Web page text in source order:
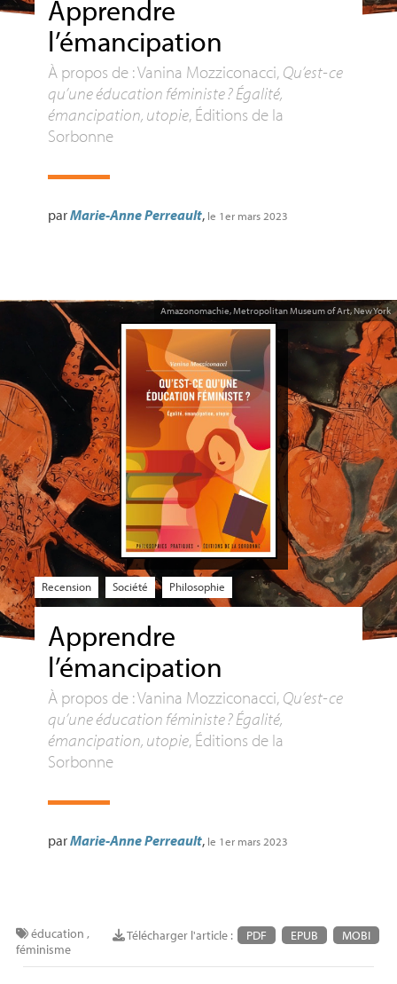
Apprendre
l’émancipation
À propos de : Vanina Mozziconacci, Qu’est-ce
qu’une éducation féministe? Égalité,
émancipation, utopie, Éditions de la
Sorbonne
parMarie-Anne Perreault, le 1er mars 2023
Amazonomachie, Metropolitan Museum of Art, New York
Recension Société Philosophie
Apprendre
l’émancipation
À propos de : Vanina Mozziconacci, Qu’est-ce
qu’une éducation féministe? Égalité,
émancipation, utopie, Éditions de la
Sorbonne
parMarie-Anne Perreault, le 1er mars 2023
Télécharger l'article : PDF EPUB MOBI
éducation ,
féminisme